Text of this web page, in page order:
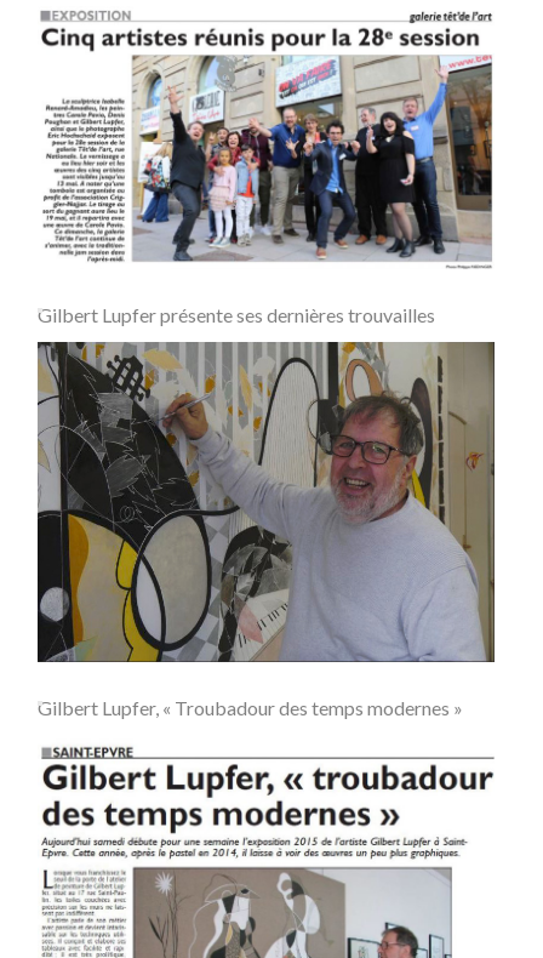
Gilbert Lupfer présente ses dernières trouvailles
Gilbert Lupfer, « Troubadour des temps modernes »